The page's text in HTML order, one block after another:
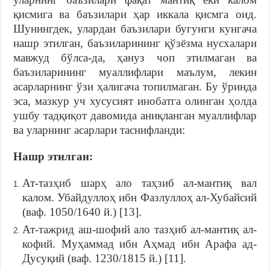
қисмига ва баъзилари ҳар иккала қисмга оид.
Шунингдек, улардан баъзилари бугунги кунгача
нашр этилган, баъзиларининг қўзёзма нусхалари
мавжуд бўлса-да, ҳануз чоп этилмаган ва
баъзиларининг муаллифлари маълум, лекин
асарларнинг ўзи ҳалигача топилмаган. Бу ўринда
эса, мазкур уч хусусият инобатга олинган ҳолда
ушбу тадқиқот давомида аниқланган муаллифлар
ва уларнинг асарлари таснифланди:
Нашр этилган:
Ат-тазҳиб шарҳ ало таҳзиб ал-мантиқ вал
калом. Убайдуллоҳ ибн Фазлуллоҳ ал-Хубайсий
(ваф. 1050/1640 й.) [13].
Ат-тажрид аш-шофий ало тазҳиб ал-мантиқ ал-
кофий. Муҳаммад ибн Аҳмад ибн Арафа ад-
Дусуқий (ваф. 1230/1815 й.) [11].